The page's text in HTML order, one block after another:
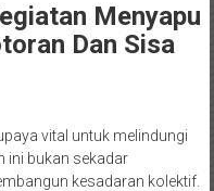
Menyapu
Dan Sisa
vital untuk melindungi
ini bukan sekadar
kesadaran kolektif.